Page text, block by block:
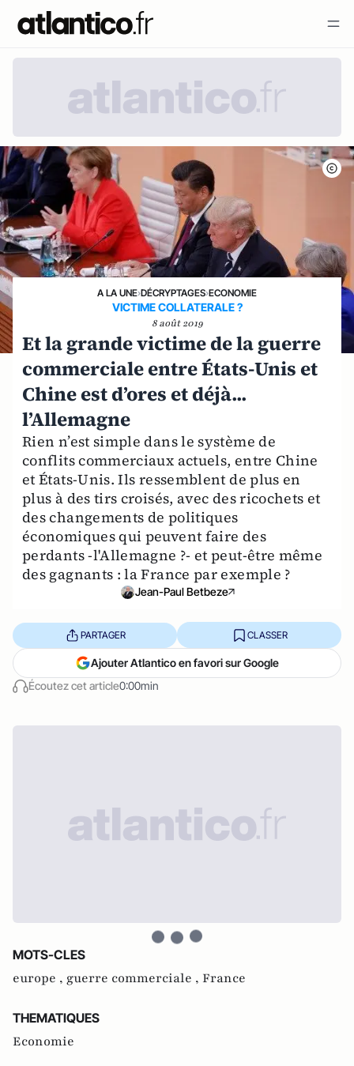
A LA UNE›DÉCRYPTAGES›ECONOMIE
VICTIME COLLATERALE ?
8 août 2019
Et la grande victime de la guerre
commerciale entre États-Unis et
Chine est d’ores et déjà...
l’Allemagne
Rien n’est simple dans le système de
conflits commerciaux actuels, entre Chine
et États-Unis. Ils ressemblent de plus en
plus à des tirs croisés, avec des ricochets et
des changements de politiques
économiques qui peuvent faire des
perdants -l'Allemagne ?- et peut-être même
des gagnants : la France par exemple ?
Jean-Paul Betbeze
Écoutez cet article0:00min
PARTAGER CLASSER
Ajouter Atlantico en favori sur Google
MOTS-CLES
europe , guerre commerciale , France
THEMATIQUES
Economie